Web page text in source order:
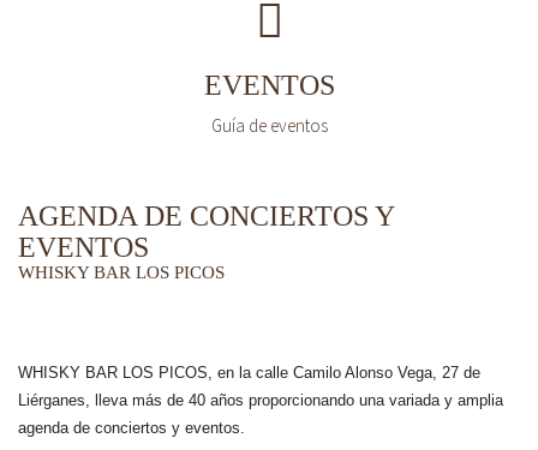
EVENTOS
Guía de eventos
AGENDA DE CONCIERTOS Y
EVENTOS
WHISKY BAR LOS PICOS
WHISKY BAR LOS PICOS, en la calle Camilo Alonso Vega, 27 de
Liérganes, lleva más de 40 años proporcionando una variada y amplia
agenda de conciertos y eventos.